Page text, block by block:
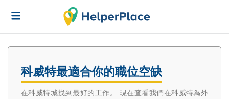
科威特最適合你的職位空缺
在科威特城找到最好的工作。 現在查看我們在科威特為外